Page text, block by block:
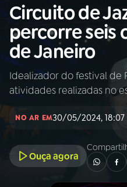
Buscar
na
Rádio
Nacional
AO
INÍCIO
A RÁDIO
Circuito de
percorre seis
de Janeiro
Idealizador do festival de
atividades realizadas no
NO AR EM30/05/2024, 18:07
Ouça agora